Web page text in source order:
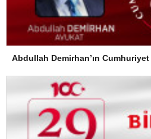
Abdullah Demirhan’ın Cumhuriyet